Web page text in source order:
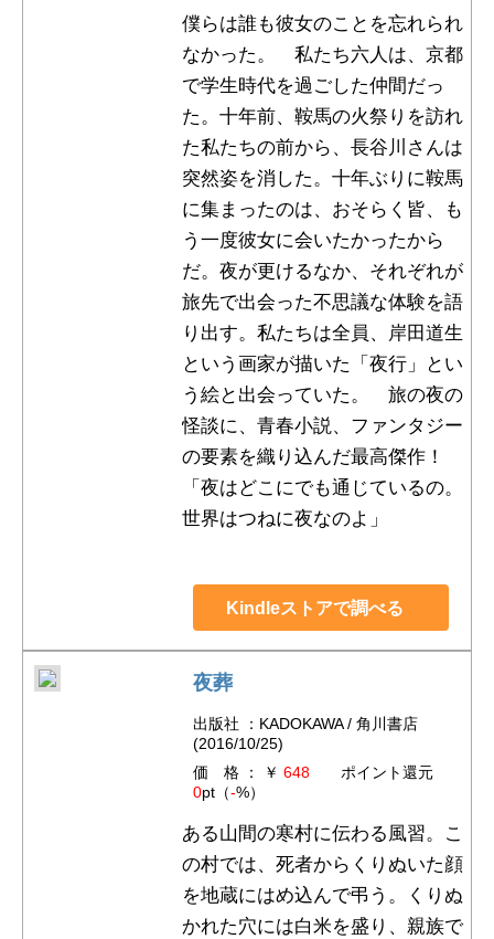
僕らは誰も彼女のことを忘れられ
なかった。 私たち六人は、京都
で学生時代を過ごした仲間だっ
た。十年前、鞍馬の火祭りを訪れ
た私たちの前から、長谷川さんは
突然姿を消した。十年ぶりに鞍馬
に集まったのは、おそらく皆、も
う一度彼女に会いたかったから
だ。夜が更けるなか、それぞれが
旅先で出会った不思議な体験を語
り出す。私たちは全員、岸田道生
という画家が描いた「夜行」とい
う絵と出会っていた。 旅の夜の
怪談に、青春小説、ファンタジー
の要素を織り込んだ最高傑作！
「夜はどこにでも通じているの。
世界はつねに夜なのよ」
Kindleストアで調べる
夜葬
出版社 ：KADOKAWA / 角川書店
(2016/10/25)
価 格 ： ￥ 648ポイント還元
0pt（-%）
ある山間の寒村に伝わる風習。こ
の村では、死者からくりぬいた顔
を地蔵にはめ込んで弔う。くりぬ
かれた穴には白米を盛り、親族で